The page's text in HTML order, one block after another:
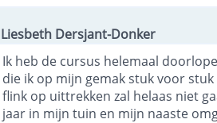
Liesbeth Dersjant-Donker
Ik heb de cursus helemaal
die ik op mijn gemak stuk voor
flink op uittrekken zal helaas niet
jaar in mijn tuin en mijn naaste